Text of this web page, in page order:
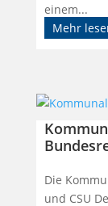
einem...
Mehr
Die
und CSU